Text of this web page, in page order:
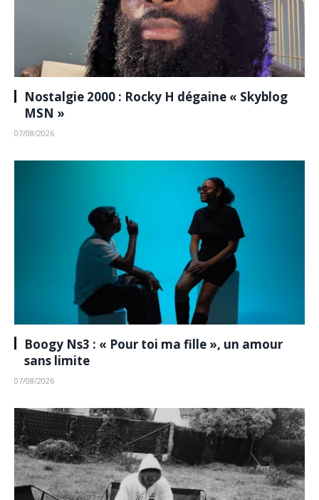
Nostalgie 2000 : Rocky H dégaine « Skyblog
MSN »
07/08/2026
Boogy Ns3 : « Pour toi ma fille », un amour
sans limite
07/08/2026